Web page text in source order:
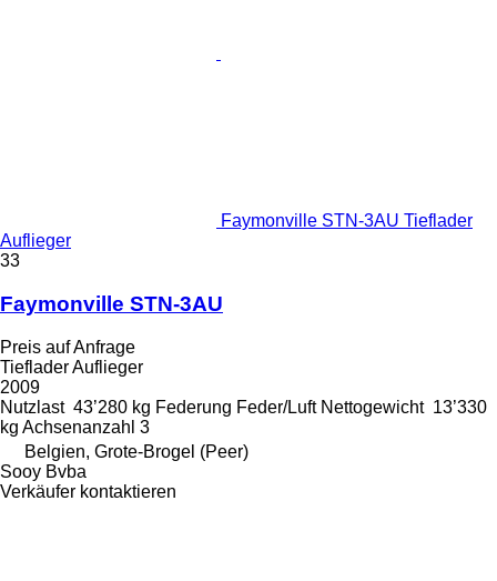
Faymonville STN-3AU Tieflader
Auflieger
33
Faymonville STN-3AU
Preis auf Anfrage
Tieflader Auflieger
2009
Nutzlast 43’280 kg Federung Feder/Luft Nettogewicht 13’330
kg Achsenanzahl 3
Belgien, Grote-Brogel (Peer)
Sooy Bvba
Verkäufer kontaktieren